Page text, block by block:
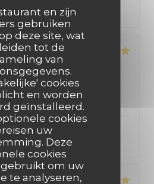
en zijn
gebruiken
deze site, wat
tot de
van
cookies
en worden
geïnstalleerd.
cookies
uw
Deze
cookies
om uw
te analyseren,
2
:5/5 Keuken:5/5 Kwaliteit /